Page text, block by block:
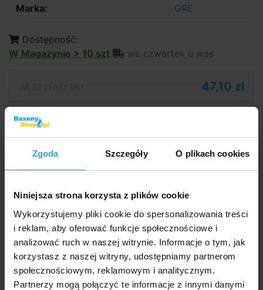
Zgoda Szczegóły O plikach cookies
Niniejsza strona korzysta z plików cookie
Wykorzystujemy pliki cookie do spersonalizowania treści
i reklam, aby oferować funkcje społecznościowe i
analizować ruch w naszej witrynie. Informacje o tym, jak
korzystasz z naszej witryny, udostępniamy partnerom
społecznościowym, reklamowym i analitycznym.
Partnerzy mogą połączyć te informacje z innymi danymi
Marka: GRE
Dostępność:
W Magazynie > 10 szt
we czwartek u was
47,10 zł
Zapytaj sprzedawcę
Szczegółowy opi
Szczotka do czyszczenia dna basenu. **Rozmiar
pędzla 45 cm. **
Szczotkę można zamontować na dostępnych w
sprzedaży drążkach teleskopowych.